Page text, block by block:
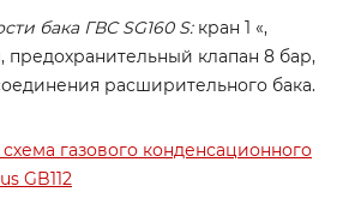
бака ГВС SG160 S:кран 1 «,
предохранительный клапан 8 бар,
расширительного бака.
газового конденсационного
GB112